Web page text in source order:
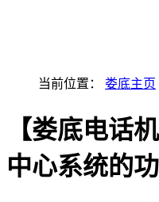
当前位置： 娄底主页
【娄底电话
中心系统的